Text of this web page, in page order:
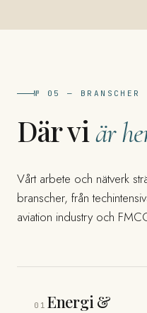
№ 05 — BRANSCHER
Där vi är
Vårt arbete och nätverk
branscher, från
aviation industry och
01 Energi &